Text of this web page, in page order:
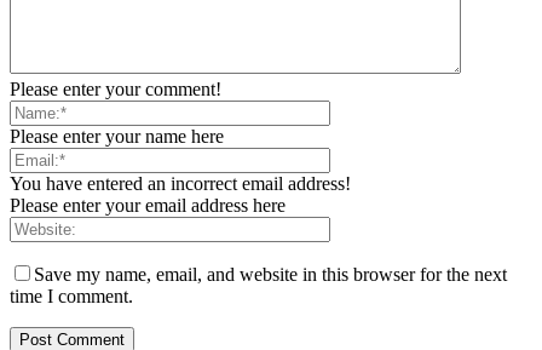
Please enter your comment!
Please enter your name here
You have entered an incorrect email address!
Please enter your email address here
Save my name, email, and website in this browser for the next
time I comment.